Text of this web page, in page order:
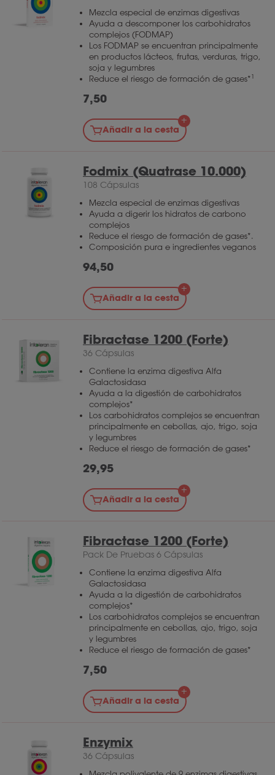
Mezcla especial de enzimas digestivas
Ayuda a descomponer los carbohidratos
complejos (FODMAP)
Los FODMAP se encuentran principalmente
en productos lácteos, frutas, verduras, trigo,
soja y legumbres
Reduce el riesgo de formación de gases*1
7,50
Añadir a la cesta
Fodmix (Quatrase 10.000)
108 Cápsulas
Mezcla especial de enzimas digestivas
Ayuda a digerir los hidratos de carbono
complejos
Reduce el riesgo de formación de gases*.
Composición pura e ingredientes veganos
94,50
Añadir a la cesta
Fibractase 1200 (Forte)
36 Cápsulas
Contiene la enzima digestiva Alfa
Galactosidasa
Ayuda a la digestión de carbohidratos
complejos*
Los carbohidratos complejos se encuentran
principalmente en cebollas, ajo, trigo, soja
y legumbres
Reduce el riesgo de formación de gases*
29,95
Añadir a la cesta
Fibractase 1200 (Forte)
Pack De Pruebas 6 Cápsulas
Contiene la enzima digestiva Alfa
Galactosidasa
Ayuda a la digestión de carbohidratos
complejos*
Los carbohidratos complejos se encuentran
principalmente en cebollas, ajo, trigo, soja
y legumbres
Reduce el riesgo de formación de gases*
7,50
Añadir a la cesta
Enzymix
36 Cápsulas